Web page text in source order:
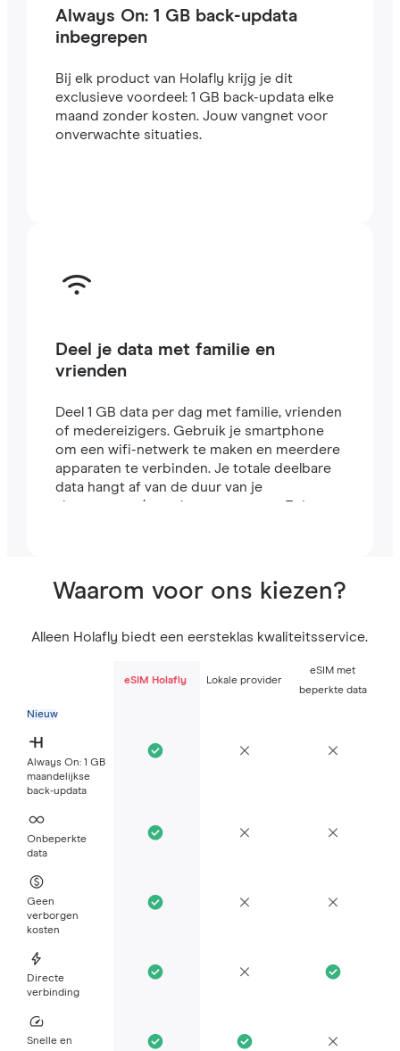
Always On: 1 GB back-updata
inbegrepen
Bij elk product van Holafly krijg je dit
exclusieve voordeel: 1 GB back-updata elke
maand zonder kosten. Jouw vangnet voor
onverwachte situaties.
Deel je data met familie en
vrienden
Deel 1 GB data per dag met familie, vrienden
of medereizigers. Gebruik je smartphone
om een wifi-netwerk te maken en meerdere
apparaten te verbinden. Je totale deelbare
data hangt af van de duur van je
abonnement (een abonnement van 7 dagen
Waarom voor ons kiezen?
Alleen Holafly biedt een eersteklas kwaliteitsservice.
eSIM Holafly Lokale provider
eSIM met
beperkte data
Nieuw
Always On: 1 GB
maandelijkse
back-updata
Onbeperkte
data
Geen
verborgen
kosten
Directe
verbinding
Snelle en